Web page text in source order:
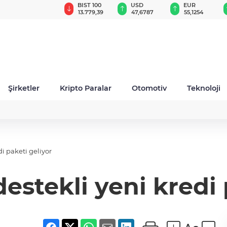
BIST 100
13.779,39
USD
47,6787
EUR
55,1254
Şirketler Kripto Paralar Otomotiv Teknoloji
paketi geliyor
yeni